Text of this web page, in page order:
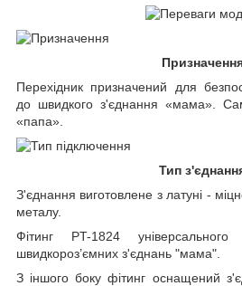
Перехідник призначений для
до швидкого з'єднання «мама».
«папа».
Тип
З'єднання виготовлене з латуні -
металу.
Фітинг PT-1824
швидкороз’ємних з'єднань "мама".
З іншого боку фітинг оснащений